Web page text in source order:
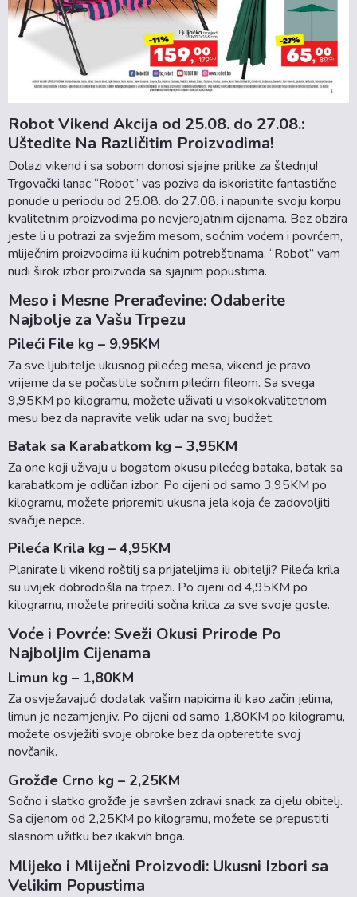
Robot Vikend Akcija od 25.08. do 27.08.:
Uštedite Na Različitim Proizvodima!
Dolazi vikend i sa sobom donosi sjajne prilike za štednju!
Trgovački lanac “Robot” vas poziva da iskoristite fantastične
ponude u periodu od 25.08. do 27.08. i napunite svoju korpu
kvalitetnim proizvodima po nevjerojatnim cijenama. Bez obzira
jeste li u potrazi za svježim mesom, sočnim voćem i povrćem,
mliječnim proizvodima ili kućnim potrebštinama, “Robot” vam
nudi širok izbor proizvoda sa sjajnim popustima.
Meso i Mesne Prerađevine: Odaberite
Najbolje za Vašu Trpezu
Pileći File kg – 9,95KM
Za sve ljubitelje ukusnog pilećeg mesa, vikend je pravo
vrijeme da se počastite sočnim pilećim fileom. Sa svega
9,95KM po kilogramu, možete uživati u visokokvalitetnom
mesu bez da napravite velik udar na svoj budžet.
Batak sa Karabatkom kg – 3,95KM
Za one koji uživaju u bogatom okusu pilećeg bataka, batak sa
karabatkom je odličan izbor. Po cijeni od samo 3,95KM po
kilogramu, možete pripremiti ukusna jela koja će zadovoljiti
svačije nepce.
Pileća Krila kg – 4,95KM
Planirate li vikend roštilj sa prijateljima ili obitelji? Pileća krila
su uvijek dobrodošla na trpezi. Po cijeni od 4,95KM po
kilogramu, možete prirediti sočna krilca za sve svoje goste.
Voće i Povrće: Sveži Okusi Prirode Po
Najboljim Cijenama
Limun kg – 1,80KM
Za osvježavajući dodatak vašim napicima ili kao začin jelima,
limun je nezamjenjiv. Po cijeni od samo 1,80KM po kilogramu,
možete osvježiti svoje obroke bez da opteretite svoj
novčanik.
Grožđe Crno kg – 2,25KM
Sočno i slatko grožđe je savršen zdravi snack za cijelu obitelj.
Sa cijenom od 2,25KM po kilogramu, možete se prepustiti
slasnom užitku bez ikakvih briga.
Mlijeko i Mliječni Proizvodi: Ukusni Izbori sa
Velikim Popustima